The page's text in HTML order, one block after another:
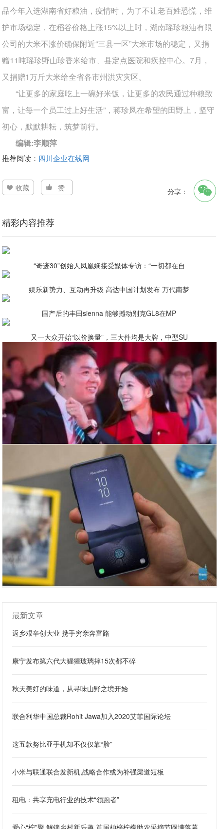
品今年入选湖南省好粮油，疫情时，为了不让老百姓恐慌，维
护市场稳定，在稻谷价格上涨15%以上时，湖南瑶珍粮油有限
公司的大米不涨价确保附近“三县一区”大米市场的稳定，又捐
赠11吨瑶珍野山珍香米给市、县定点医院和疾控中心。7月，
又捐赠1万斤大米给全省各市州洪灾灾区。
“让更多的家庭吃上一碗好米饭，让更多的农民通过种粮致
富，让每一个员工过上好生活”，蒋珍凤在希望的田野上，坚守
初心，默默耕耘，筑梦前行。
编辑:李顺萍
推荐阅读： 四川企业在线网
收藏 赞 分享：
精彩内容推荐
“奇迹30”创始人凤凰娴接受媒体专访：“一切都在自
娱乐新势力、互动再升级 高达中国计划发布 万代南梦
国产后的丰田sienna 能够撼动别克GL8在MP
又一大众开始“以价换量”，三大件均是大牌，中型SU
最新文章
返乡艰辛创大业 携手穷亲奔富路
康宁发布第六代大猩猩玻璃摔15次都不碎
秋天美好的味道，从寻味山野之境开始
联合利华中国总裁Rohit Jawa加入2020艾菲国际论坛
这五款努比亚手机却不仅仅靠“脸”
小米与联通联合发新机,战略合作或为补强渠道短板
租电：共享充电行业的技术“领跑者”